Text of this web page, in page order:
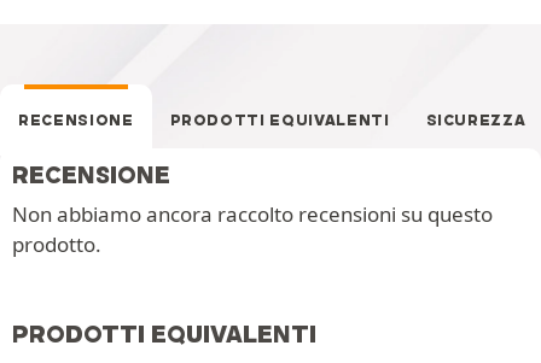
RECENSIONE PRODOTTI EQUIVALENTI SICUREZZA
RECENSIONE
Non abbiamo ancora raccolto recensioni su questo
prodotto.
PRODOTTI EQUIVALENTI